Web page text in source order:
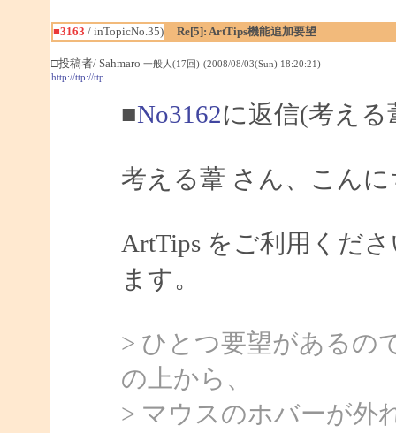
■3163 / inTopicNo.35) Re[5]: ArtTips機能追加要望
□投稿者/ Sahmaro 一般人(17回)-(2008/08/03(Sun) 18:20:21)
http://ttp://ttp
■No3162に返信(考え
考える葦 さん、こんに
ArtTips をご利用くだ
ます。
> ひとつ要望があるの
の上から、
> マウスのホバーが外